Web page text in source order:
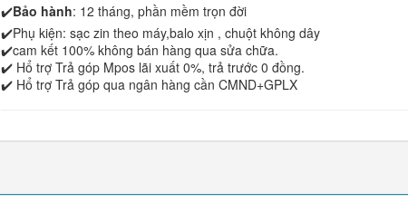
✔️Bảo hành: 12 tháng, phần mềm trọn đời
✔️Phụ kiện: sạc zin theo máy,balo xịn , chuột không dây
✔️cam kết 100% không bán hàng qua sửa chữa.
✔️ Hổ trợ Trả góp Mpos lãi xuất 0%, trả trước 0 đồng.
✔️ Hổ trợ Trả góp qua ngân hàng cần CMND+GPLX